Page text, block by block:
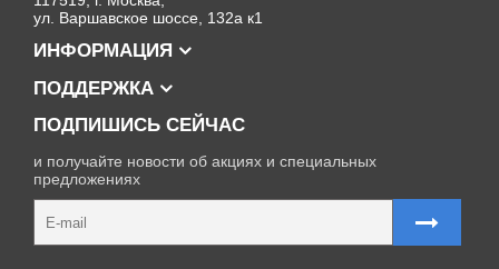
ул. Варшавское шоссе, 132а к1
ИНФОРМАЦИЯ
ПОДДЕРЖКА
ПОДПИШИСЬ СЕЙЧАС
и получайте новости об акциях и специальных
предложениях